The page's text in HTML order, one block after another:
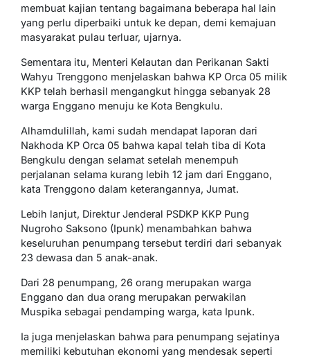
membuat kajian tentang bagaimana beberapa hal lain
yang perlu diperbaiki untuk ke depan, demi kemajuan
masyarakat pulau terluar, ujarnya.
Sementara itu, Menteri Kelautan dan Perikanan Sakti
Wahyu Trenggono menjelaskan bahwa KP Orca 05 milik
KKP telah berhasil mengangkut hingga sebanyak 28
warga Enggano menuju ke Kota Bengkulu.
Alhamdulillah, kami sudah mendapat laporan dari
Nakhoda KP Orca 05 bahwa kapal telah tiba di Kota
Bengkulu dengan selamat setelah menempuh
perjalanan selama kurang lebih 12 jam dari Enggano,
kata Trenggono dalam keterangannya, Jumat.
Lebih lanjut, Direktur Jenderal PSDKP KKP Pung
Nugroho Saksono (Ipunk) menambahkan bahwa
keseluruhan penumpang tersebut terdiri dari sebanyak
23 dewasa dan 5 anak-anak.
Dari 28 penumpang, 26 orang merupakan warga
Enggano dan dua orang merupakan perwakilan
Muspika sebagai pendamping warga, kata Ipunk.
Ia juga menjelaskan bahwa para penumpang sejatinya
memiliki kebutuhan ekonomi yang mendesak seperti